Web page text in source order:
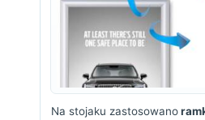
Na stojaku zastosowano